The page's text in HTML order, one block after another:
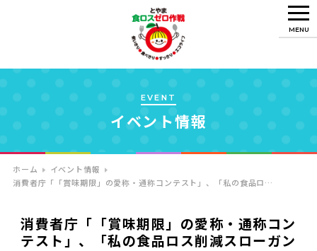
MENU
EVENT
イベント情報
ホーム
イベント情報
消費者庁「「賞味期限」の愛称・通称コンテスト」、「私の食品ロ…
消費者庁「「賞味期限」の愛称・通称コン
テスト」、「私の食品ロス削減スローガン